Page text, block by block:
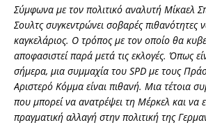
Σύμφωνα με τον πολιτικό αναλυτή Μίκαελ
Σουλτς συγκεντρώνει σοβαρές πιθανότητες
καγκελάριος. Ο τρόπος με τον οποίο θα
αποφασιστεί παρά μετά τις εκλογές. Όπως
σήμερα, μια συμμαχία του SPD με τους
Αριστερό Κόμμα είναι πιθανή. Μια τέτοια
που μπορεί να ανατρέψει τη Μέρκελ και να
πραγματική αλλαγή στην πολιτική της